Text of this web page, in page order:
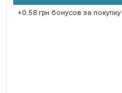
+0.58грн бонусов за покупку